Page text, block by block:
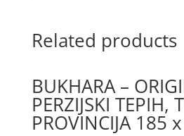
Related products
BUKHARA –
PERZIJSKI TEPIH,
PROVINCIJA 185